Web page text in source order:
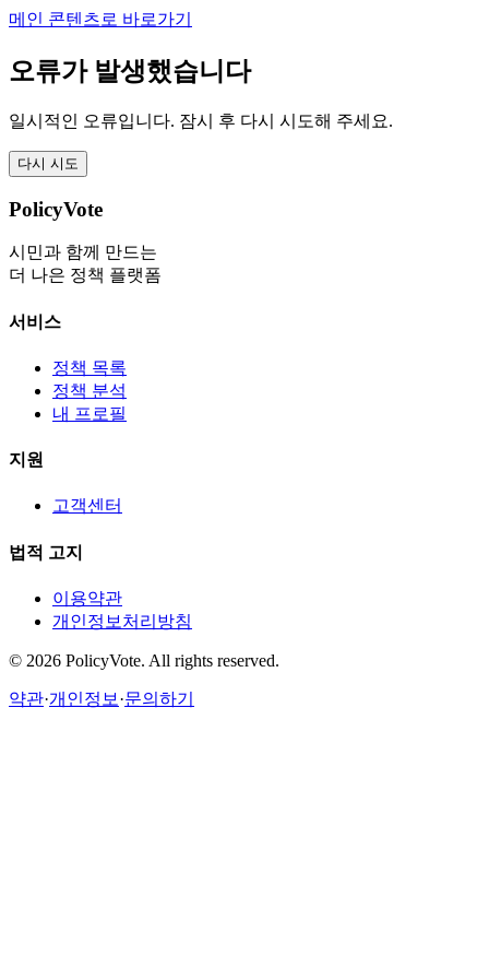
메인 콘텐츠로 바로가기
오류가 발생했습니다
일시적인 오류입니다. 잠시 후 다시 시도해 주세요.
다시 시도
PolicyVote
시민과 함께 만드는
더 나은 정책 플랫폼
서비스
정책 목록
정책 분석
내 프로필
지원
고객센터
법적 고지
이용약관
개인정보처리방침
© 2026 PolicyVote. All rights reserved.
약관·개인정보 ·문의하기